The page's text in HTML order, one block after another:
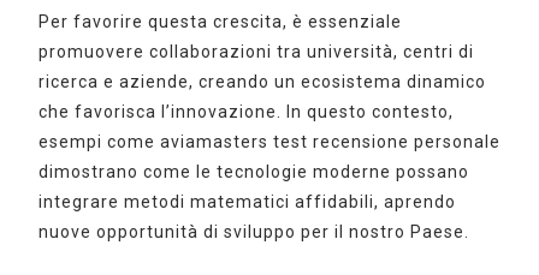
Per favorire questa crescita, è essenziale
promuovere collaborazioni tra università, centri di
ricerca e aziende, creando un ecosistema dinamico
che favorisca l’innovazione. In questo contesto,
esempi come aviamasters test recensione personale
dimostrano come le tecnologie moderne possano
integrare metodi matematici affidabili, aprendo
nuove opportunità di sviluppo per il nostro Paese.